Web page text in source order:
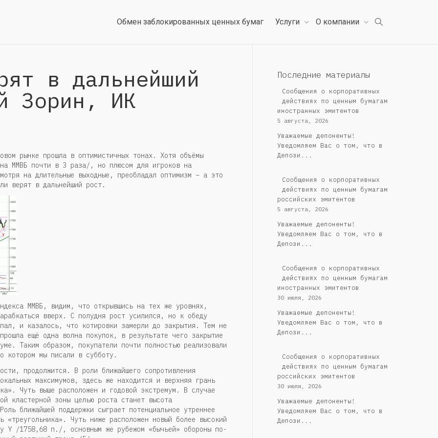
Обмен заблокированных ценных бумаг Услуги О компании
в дальнейший
Зорин, ИК
рынке прошла в оптимистичных тонах. Хотя объёмы
ММВБ почти в 3 раза/, но плюсом для игроков на
на длительные выходные, преобладал оптимизм – а это
верят в дальнейший рост.
ММВБ, видим, что открывшись на тех же уровнях,
вверх. С полудня рост усилился, но к обеду
и казалось, что котировки замерли до закрытия. Тем не
ещё одна волна покупок, в результате чего закрытие
Таким образом, покупатели почти полностью реализовали
котором мы писали в субботу.
продолжится. В роли ближайшего сопротивления
максимумов, здесь же находится и верхняя грань
Чуть выше расположен и годовой экстремум. В случае
кластерной зоны целью роста станет высота
ближайшей поддержки сыграет потенциальное утреннее
Чуть ниже расположен новый более высокий
Y /1758,68 п./, основным же рубежом «бычьей» обороны по-
Последние материалы
Сообщения о корпоративных
действиях по ценным бумагам
иностранных эмитентов
5 августа, 2026
Уважаемые депоненты!
Уведомляем Вас о том, что в
Депози...
Cообщения о корпоративных
действиях по ценным бумагам
российских эмитентов
5 августа, 2026
Уважаемые депоненты!
Уведомляем Вас о том, что в
Депози...
Сообщения о корпоративных
действиях по ценным бумагам
иностранных эмитентов
30 июля, 2026
Уважаемые депоненты!
Уведомляем Вас о том, что в
Депози...
Cообщения о корпоративных
действиях по ценным бумагам
российских эмитентов
30 июля, 2026
Уважаемые депоненты!
Уведомляем Вас о том, что в
Депози...